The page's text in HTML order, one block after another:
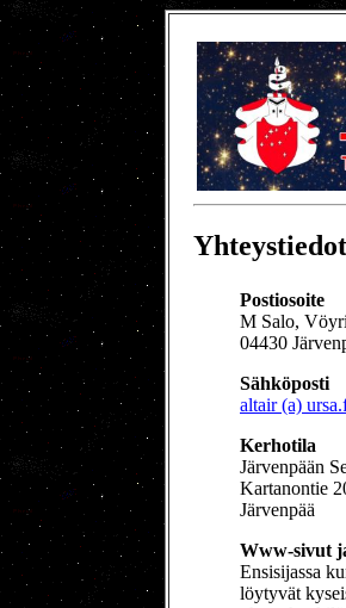
Yhteystiedot
Postiosoite
M Salo,
04430
Sähköposti
altair (a)
Kerhotila
Järvenpään
Kartanontie
Järvenpää
Www-sivut
Ensisijassa
löytyvät